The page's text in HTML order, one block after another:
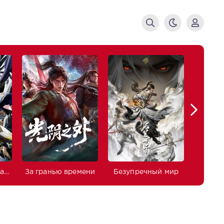
Изгнанный реинкарнированный тяжёлый рыцарь не имеет себе равных в знаниях игры За гранью времени Безупречный мир